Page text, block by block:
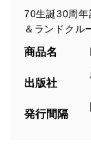
70生誕30周年
＆ランドクル
商品名
出版社
発行間隔